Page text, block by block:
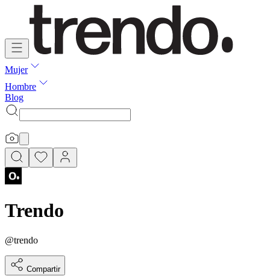
Mujer
Hombre
Blog
Trendo
@trendo
Compartir